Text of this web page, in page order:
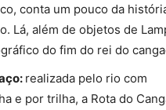
conta um pouco da
Lá, além de objetos de
do fim do rei do
realizada pelo rio com
e por trilha, a Rota do